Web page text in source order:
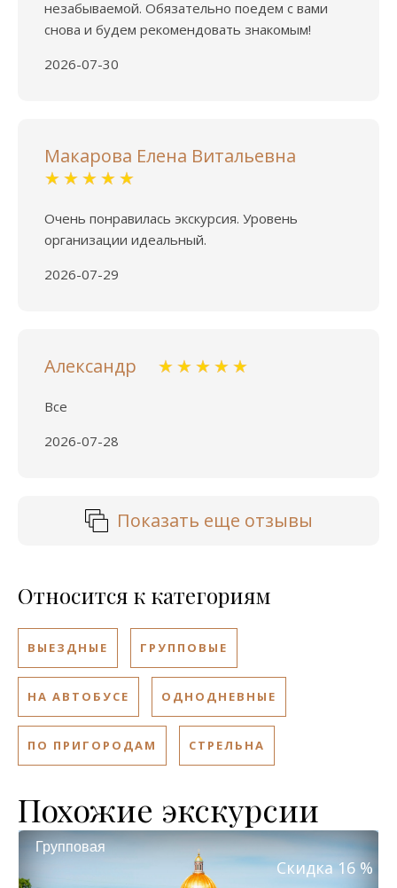
незабываемой. Обязательно поедем с вами
снова и будем рекомендовать знакомым!
2026-07-30
Макарова Елена Витальевна
Очень понравилась экскурсия. Уровень
организации идеальный.
2026-07-29
Александр
Все
2026-07-28
Показать еще отзывы
Относится к категориям
ВЫЕЗДНЫЕ ГРУППОВЫЕ
НА АВТОБУСЕ ОДНОДНЕВНЫЕ
ПО ПРИГОРОДАМ СТРЕЛЬНА
Похожие экскурсии
Групповая
Скидка 16 %